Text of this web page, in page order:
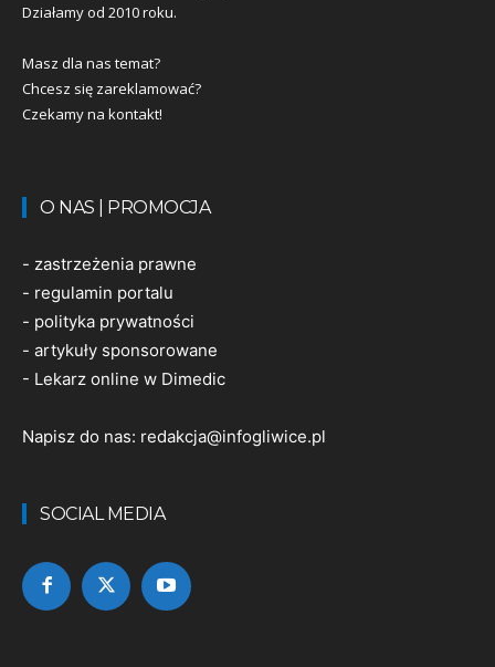
Działamy od 2010 roku.
Masz dla nas temat?
Chcesz się zareklamować?
Czekamy na kontakt!
O NAS | PROMOCJA
- zastrzeżenia prawne
- regulamin portalu
- polityka prywatności
- artykuły sponsorowane
- Lekarz online w Dimedic
Napisz do nas: redakcja@infogliwice.pl
SOCIAL MEDIA